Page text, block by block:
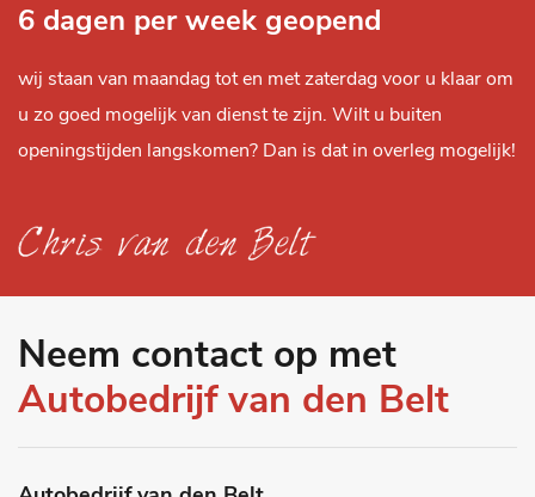
6 dagen per week geopend
wij staan van maandag tot en met zaterdag voor u klaar om
u zo goed mogelijk van dienst te zijn. Wilt u buiten
openingstijden langskomen? Dan is dat in overleg mogelijk!
Neem contact op met
Autobedrijf van den Belt